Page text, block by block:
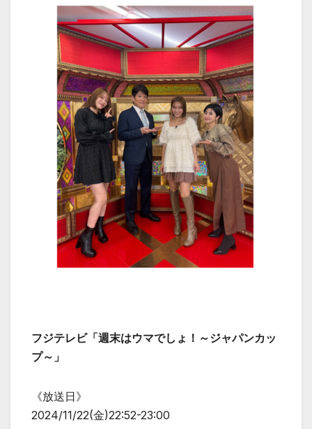
フジテレビ「週末はウマでしょ！～ジャパンカッ
プ～」
《放送日》
2024/11/22(金)22:52-23:00